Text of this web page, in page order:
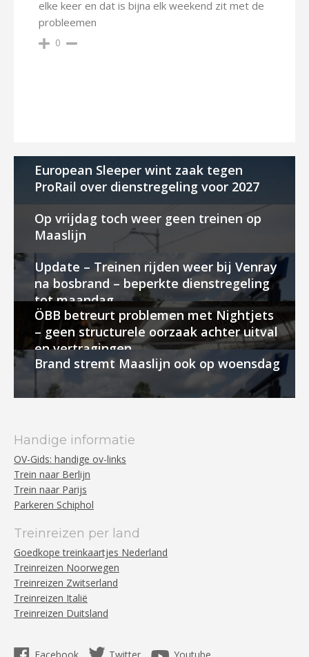
elke keer en dat is bijna elk weekend zit met de
probleemen
0
European Sleeper wint zaak tegen
ProRail over dienstregeling voor 2027
Op vrijdag toch weer geen treinen op
Maaslijn
Update – Treinen rijden weer bij Venray
na bosbrand – beperkte dienstregeling
tot maandag
ÖBB betreurt problemen met Nightjets
– geen structurele oorzaak achter uitval
en vertragingen
Brand stremt Maaslijn ook op woensdag
Handige informatie
OV-Gids: handige ov-links
Trein naar Berlijn
Trein naar Parijs
Parkeren Schiphol
Treinreizen per land
Goedkope treinkaartjes Nederland
Treinreizen Noorwegen
Treinreizen Zwitserland
Treinreizen Italië
Treinreizen Duitsland